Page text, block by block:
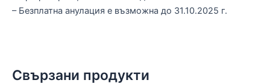
– Безплатна анулация е възможна до 31.10.2025 г.
Свързани продукти